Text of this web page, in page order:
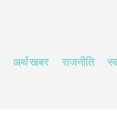
अर्थ खबर राजनीति